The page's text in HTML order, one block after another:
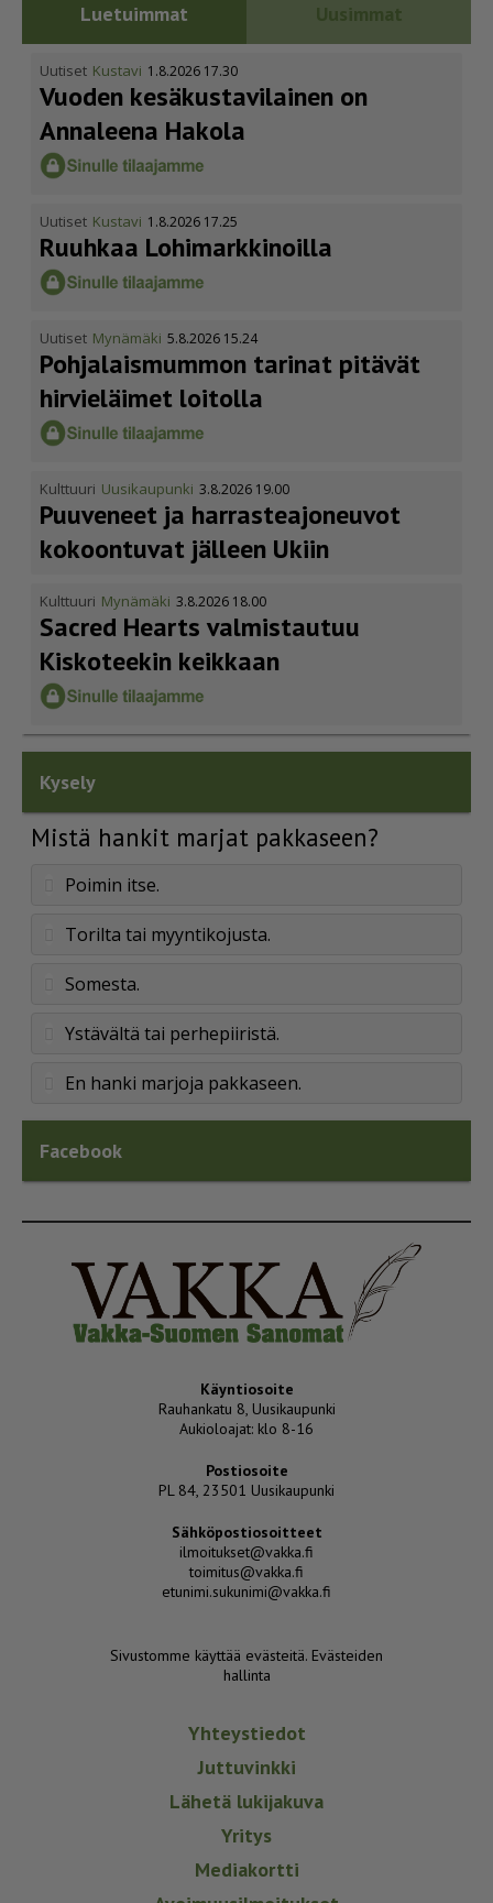
Luetuimmat Uusimmat
Uutiset Kustavi 1.8.2026 17.30
Vuoden kesäkus­ta­vi­lainen on
Annaleena Hakola
Uutiset Kustavi 1.8.2026 17.25
Ruuhkaa Lohimark­ki­noilla
Uutiset Mynämäki 5.8.2026 15.24
Pohja­lais­mummon tarinat pitävät
hirvieläimet loitolla
Kulttuuri Uusikaupunki 3.8.2026 19.00
Puuveneet ja harras­te­a­jo­neuvot
kokoontuvat jälleen Ukiin
Kulttuuri Mynämäki 3.8.2026 18.00
Sacred Hearts valmistautuu
Kiskoteekin keikkaan
Kysely
Mistä hankit marjat pakkaseen?
Poimin itse.
Torilta tai myyntikojusta.
Somesta.
Ystävältä tai perhepiiristä.
En hanki marjoja pakkaseen.
Facebook
Käyntiosoite
Rauhankatu 8, Uusikaupunki
Aukioloajat: klo 8-16
Postiosoite
PL 84, 23501 Uusikaupunki
Sähköpostiosoitteet
ilmoitukset@vakka.fi
toimitus@vakka.fi
etunimi.sukunimi@vakka.fi
Sivustomme käyttää evästeitä. Evästeiden
hallinta
Yhteystiedot
Juttuvinkki
Lähetä lukijakuva
Yritys
Mediakortti